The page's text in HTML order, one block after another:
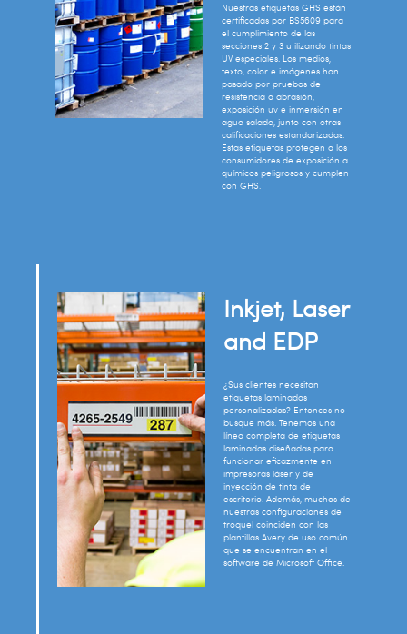
Nuestras etiquetas GHS están
certificadas por BS5609 para
el cumplimiento de las
secciones 2 y 3 utilizando tintas
UV especiales. Los medios,
texto, color e imágenes han
pasado por pruebas de
resistencia a abrasión,
exposición uv e inmersión en
agua salada, junto con otras
calificaciones estandarizadas.
Estas etiquetas protegen a los
consumidores de exposición a
químicos peligrosos y cumplen
con GHS.
Inkjet, Laser
and EDP
¿Sus clientes necesitan
etiquetas laminadas
personalizadas? Entonces no
busque más. Tenemos una
línea completa de etiquetas
laminadas diseñadas para
funcionar eficazmente en
impresoras láser y de
inyección de tinta de
escritorio. Además, muchas de
nuestras configuraciones de
troquel coinciden con las
plantillas Avery de uso común
que se encuentran en el
software de Microsoft Office.